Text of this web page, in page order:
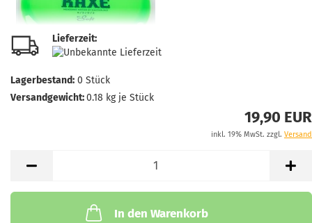
Lieferzeit:
Lagerbestand: 0 Stück
Versandgewicht:0.18 kg je Stück
19,90 EUR
inkl. 19% MwSt. zzgl. Versand
In den Warenkorb